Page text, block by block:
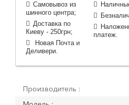
Самовывоз из
шинного центра;
Доставка по
Киеву - 250грн;
Новая Почта и
Деливери.
платеж.
Производитель :